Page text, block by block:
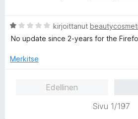
t
u
/
i
o
t
A
r
i
kirjoittanut
No update since 2-years for the
Merkitse
Edellinen
Sivu 1/197